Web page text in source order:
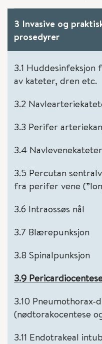
3 Invasive og
prosedyrer
3.1 Huddesinfeksjon
av kateter, dren etc.
3.2
3.3 Perifer
3.4 Navlevenekateter
3.5 Percutan
fra perifer vene
3.6 Intraossøs nål
3.7 Blærepunksjon
3.8 Spinalpunksjon
3.9
3.10 Pneumothorax-
(nødtorakocentese
3.11 Endotrakeal